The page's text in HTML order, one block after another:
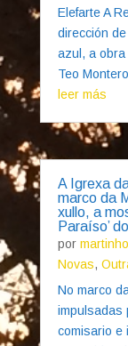
Elefarte A
dirección
azul, a
Teo
leer más
A Igrexa
marco da
xullo, a
Paraíso’
por martinho
Novas,
No marco
impulsadas
comisario e